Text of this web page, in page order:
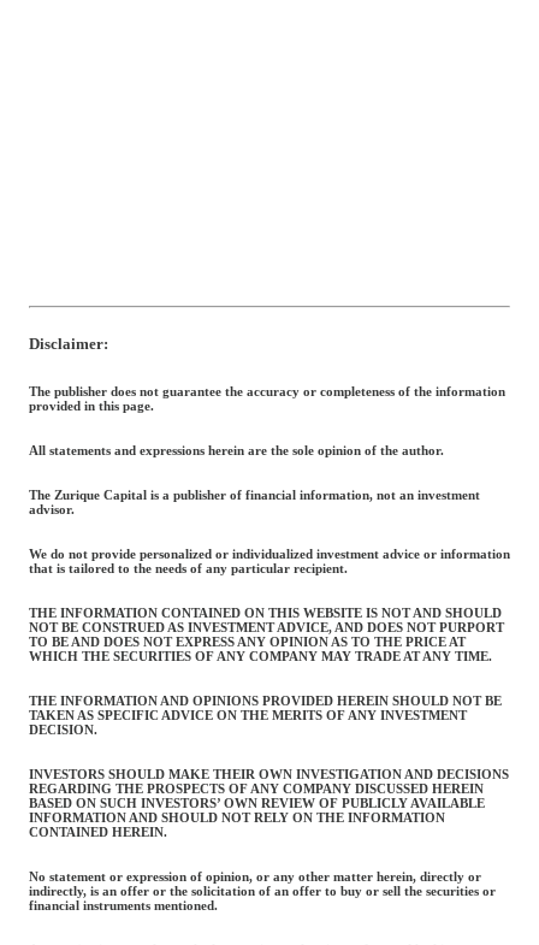
Disclaimer:
The publisher does not guarantee the accuracy or completeness of the information
provided in this page.
All statements and expressions herein are the sole opinion of the author.
The Zurique Capital is a publisher of financial information, not an investment
advisor.
We do not provide personalized or individualized investment advice or information
that is tailored to the needs of any particular recipient.
THE INFORMATION CONTAINED ON THIS WEBSITE IS NOT AND SHOULD
NOT BE CONSTRUED AS INVESTMENT ADVICE, AND DOES NOT PURPORT
TO BE AND DOES NOT EXPRESS ANY OPINION AS TO THE PRICE AT
WHICH THE SECURITIES OF ANY COMPANY MAY TRADE AT ANY TIME.
THE INFORMATION AND OPINIONS PROVIDED HEREIN SHOULD NOT BE
TAKEN AS SPECIFIC ADVICE ON THE MERITS OF ANY INVESTMENT
DECISION.
INVESTORS SHOULD MAKE THEIR OWN INVESTIGATION AND DECISIONS
REGARDING THE PROSPECTS OF ANY COMPANY DISCUSSED HEREIN
BASED ON SUCH INVESTORS’ OWN REVIEW OF PUBLICLY AVAILABLE
INFORMATION AND SHOULD NOT RELY ON THE INFORMATION
CONTAINED HEREIN.
No statement or expression of opinion, or any other matter herein, directly or
indirectly, is an offer or the solicitation of an offer to buy or sell the securities or
financial instruments mentioned.